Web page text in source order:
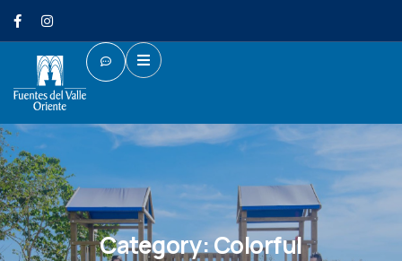
Category:Colorful